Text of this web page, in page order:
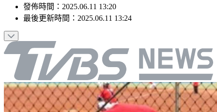
發佈時間： 2025.06.11 13:20
最後更新時間： 2025.06.11 13:24